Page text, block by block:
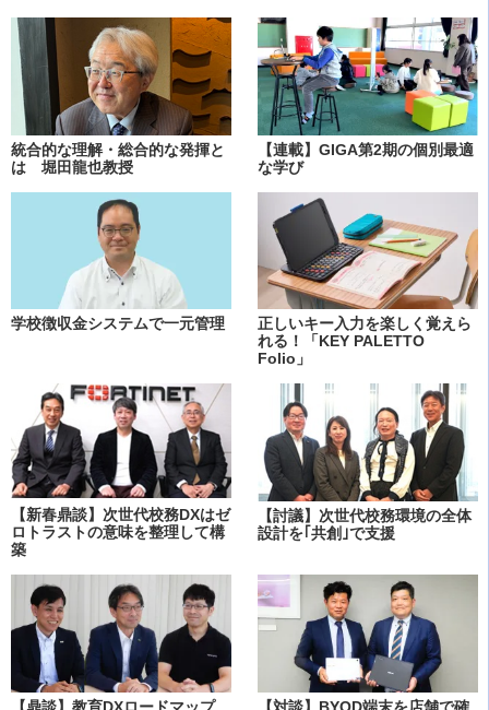
統合的な理解・総合的な発揮と
は 堀田龍也教授
【連載】GIGA第2期の個別最適
な学び
学校徴収金システムで一元管理
正しいキー入力を楽しく覚えら
れる！「KEY PALETTO
Folio」
【新春鼎談】次世代校務DXはゼ
ロトラストの意味を整理して構
築
【討議】次世代校務環境の全体
設計を｢共創｣で支援